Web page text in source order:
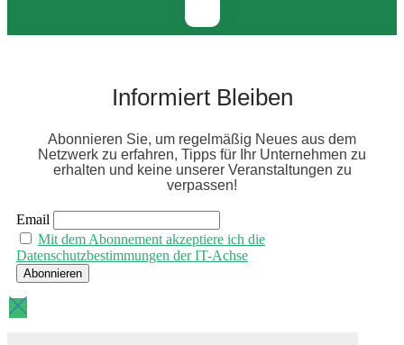
Informiert Bleiben
Abonnieren Sie, um regelmäßig Neues aus dem
Netzwerk zu erfahren, Tipps für Ihr Unternehmen zu
erhalten und keine unserer Veranstaltungen zu
verpassen!
Email
Mit dem Abonnement akzeptiere ich die
Datenschutzbestimmungen der IT-Achse